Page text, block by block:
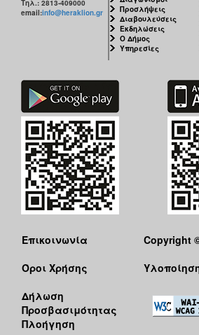
Τηλ.: 2813-409000
email:info@heraklion.gr
Προσλήψεις
Διαβουλεύσεις
Εκδηλώσεις
Ο Δήμος
Υπηρεσίες
Επικοινωνία
Όροι Χρήσης
Δήλωση
Προσβασιμότητας
Πλοήγηση
Copyright